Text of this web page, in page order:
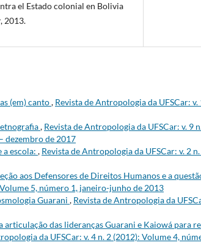
el Estado colonial en Bolivia
2013.
(em) canto, Revista de Antropologia da UFSCar:
, Revista de Antropologia da UFSCar: v. 9
dezembro de 2017
a escola: , Revista de Antropologia da UFSCar: v. 2
aos Defensores de Direitos Humanos e a
5, número 1, janeiro-junho de 2013
Guarani , Revista de Antropologia da
articulação das lideranças Guarani e Kaiowá para
da UFSCar: v. 4 n. 2 (2012): Volume 4,